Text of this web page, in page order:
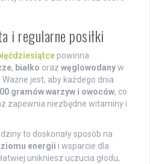
i regularne posiłki
powinna
, białko oraz węglowodanyw
jest, aby każdego dnia
gramów warzyw i owoców, co
zapewnia niezbędne witaminy i
to doskonały sposób na
energii i wsparcie dla
unikniesz uczucia głodu,